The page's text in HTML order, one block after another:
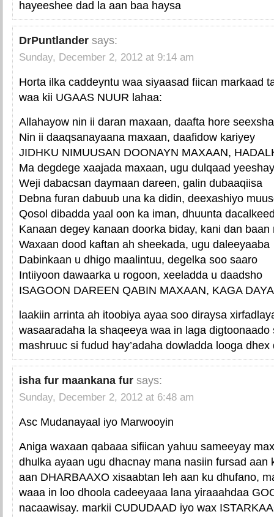
hayeeshee dad la aan baa haysa
DrPuntlander says:
Sunday, December 2, 2012 at 9:14 am
Horta ilka caddeyntu waa siyaasad fiican markaad
waa kii UGAAS NUUR lahaa:
Allahayow nin ii daran maxaan, daafta hore
Nin ii daaqsanayaana maxaan, daafidow kariyey
JIDHKU NIMUUSAN DOONAYN MAXAAN,
Ma degdege xaajada maxaan, ugu dulqaad yeeshay
Weji dabacsan daymaan dareen, galin dubaaqiisa
Debna furan dabuub una ka didin, deexashiyo
Qosol dibadda yaal oon ka iman, dhuunta
Kanaan degey kanaan doorka biday, kani dan baan
Waxaan dood kaftan ah sheekada, ugu daleeyaaba
Dabinkaan u dhigo maalintuu, degelka soo saaro
Intiiyoon dawaarka u rogoon, xeeladda u daadsho
ISAGOON DAREEN QABIN MAXAAN, KAGA
laakiin arrinta ah itoobiya ayaa soo diraysa
wasaaradaha la shaqeeya waa in laga digtoonaado
mashruuc si fudud hay’adaha dowladda looga
isha fur maankana fur says:
Sunday, December 2, 2012 at 6:48 am
Asc Mudanayaal iyo Marwooyin
Aniga waxaan qabaaa sifiican yahuu sameeyay
dhulka ayaan ugu dhacnay mana nasiin fursad aan
aan DHARBAAXO xisaabtan leh aan ku dhufano,
waaa in loo dhoola cadeeyaaa lana yiraaahdaa
nacaawisay. markii CUDUDAAD iyo wax